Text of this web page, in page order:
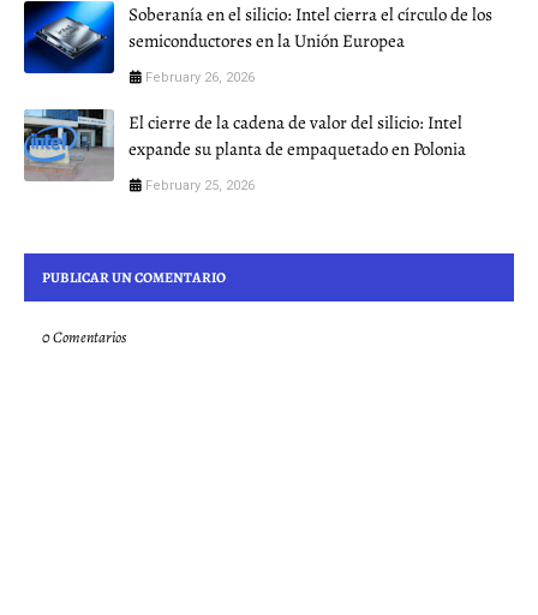
Soberanía en el silicio: Intel cierra el círculo de los
semiconductores en la Unión Europea
February 26, 2026
El cierre de la cadena de valor del silicio: Intel
expande su planta de empaquetado en Polonia
February 25, 2026
PUBLICAR UN COMENTARIO
0 Comentarios